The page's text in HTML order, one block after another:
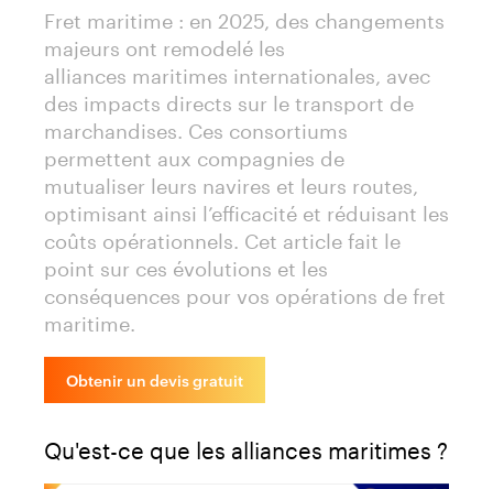
Fret maritime : en 2025, des changements
majeurs ont remodelé les
alliances maritimes internationales, avec
des impacts directs sur le transport de
marchandises. Ces consortiums
permettent aux compagnies de
mutualiser leurs navires et leurs routes,
optimisant ainsi l’efficacité et réduisant les
coûts opérationnels. Cet article fait le
point sur ces évolutions et les
conséquences pour vos opérations de fret
maritime.
Obtenir un devis gratuit
Qu'est-ce que les alliances maritimes ?